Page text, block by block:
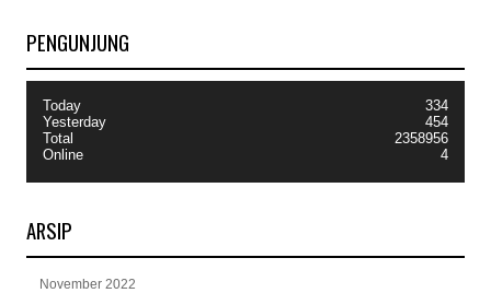
PENGUNJUNG
Today
Yesterday
Total
Online
334
454
2358956
4
ARSIP
November 2022